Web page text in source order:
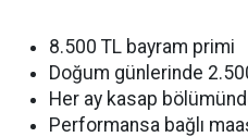
8.500 TL bayram primi
Doğum günlerinde
Her ay kasap
Performansa bağlı